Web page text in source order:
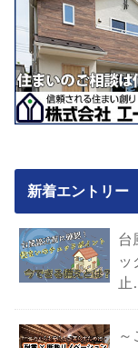
新着エントリー
台
ッ
～